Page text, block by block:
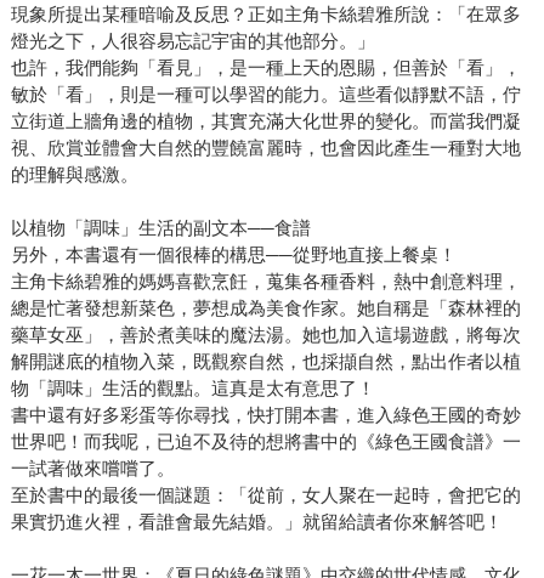
現象所提出某種暗喻及反思？正如主角卡絲碧雅所說：「在眾多
燈光之下，人很容易忘記宇宙的其他部分。」
也許，我們能夠「看見」，是一種上天的恩賜，但善於「看」，
敏於「看」，則是一種可以學習的能力。這些看似靜默不語，佇
立街道上牆角邊的植物，其實充滿大化世界的變化。而當我們凝
視、欣賞並體會大自然的豐饒富麗時，也會因此產生一種對大地
的理解與感激。
以植物「調味」生活的副文本──食譜
另外，本書還有一個很棒的構思──從野地直接上餐桌！
主角卡絲碧雅的媽媽喜歡烹飪，蒐集各種香料，熱中創意料理，
總是忙著發想新菜色，夢想成為美食作家。她自稱是「森林裡的
藥草女巫」，善於煮美味的魔法湯。她也加入這場遊戲，將每次
解開謎底的植物入菜，既觀察自然，也採擷自然，點出作者以植
物「調味」生活的觀點。這真是太有意思了！
書中還有好多彩蛋等你尋找，快打開本書，進入綠色王國的奇妙
世界吧！而我呢，已迫不及待的想將書中的《綠色王國食譜》一
一試著做來嚐嚐了。
至於書中的最後一個謎題：「從前，女人聚在一起時，會把它的
果實扔進火裡，看誰會最先結婚。」就留給讀者你來解答吧！